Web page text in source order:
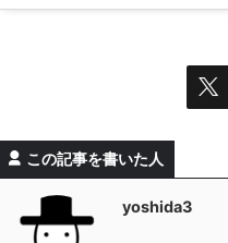
この記事を書いた人
yoshida3